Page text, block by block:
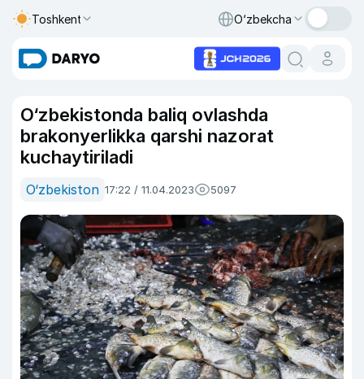
Toshkent O‘zbekcha
O‘zbekistonda baliq ovlashda
brakonyerlikka qarshi nazorat
kuchaytiriladi
O‘zbekiston 17:22 / 11.04.2023 5097